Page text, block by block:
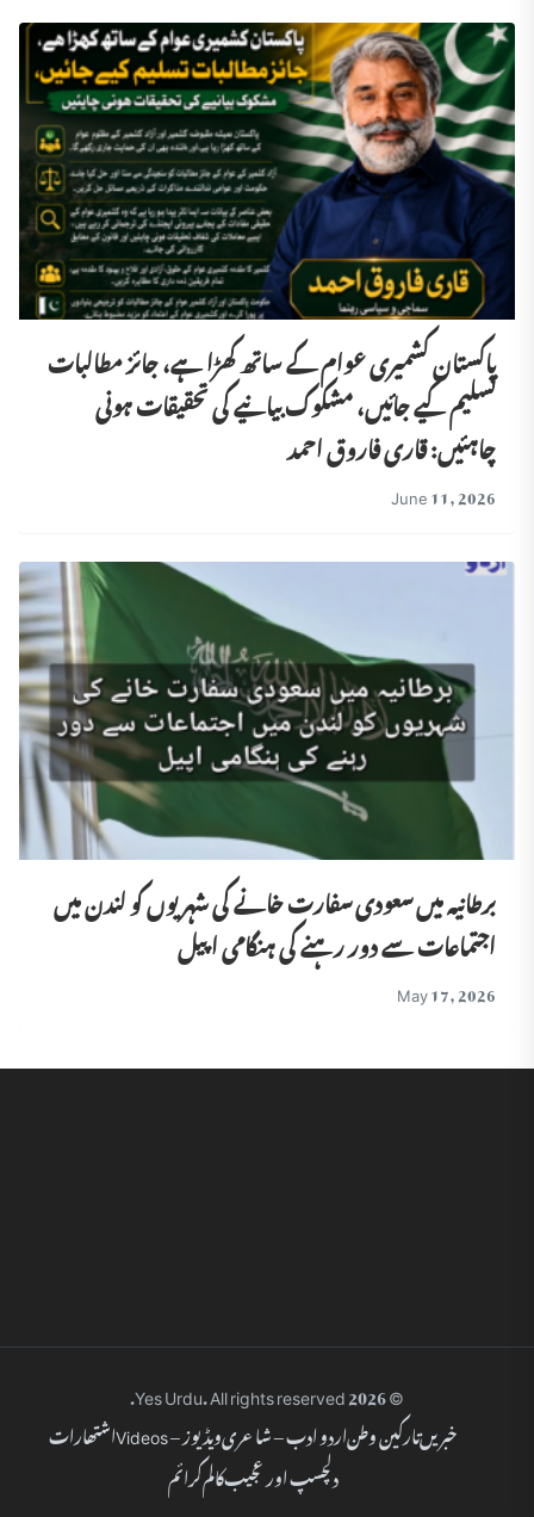
پاکستان کشمیری عوام کے ساتھ کھڑا ہے، جائز مطالبات
تسلیم کیے جائیں، مشکوک بیانیے کی تحقیقات ہونی
چاہئیں: قاری فاروق احمد
June 11, 2026
برطانیہ میں سعودی سفارت خانے کی شہریوں کو لندن میں
اجتماعات سے دور رہنے کی ہنگامی اپیل
May 17, 2026
© 2026 Yes Urdu. All rights reserved.
خبریںتارکین وطناردو ادب – شاعریویڈیوز – Videos
اشتھارات
دلچسپ اور عجیبکالمکرائم